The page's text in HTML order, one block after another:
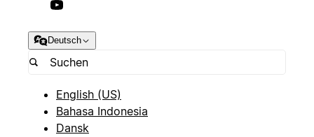
Deutsch
English (US)
Bahasa Indonesia
Dansk